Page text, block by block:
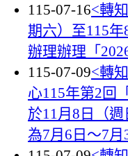
115-07-16<轉
期六）至115
辦理辦理「
115-07-09<轉
心115年第2回
於11月8日（
為7月6日～7月